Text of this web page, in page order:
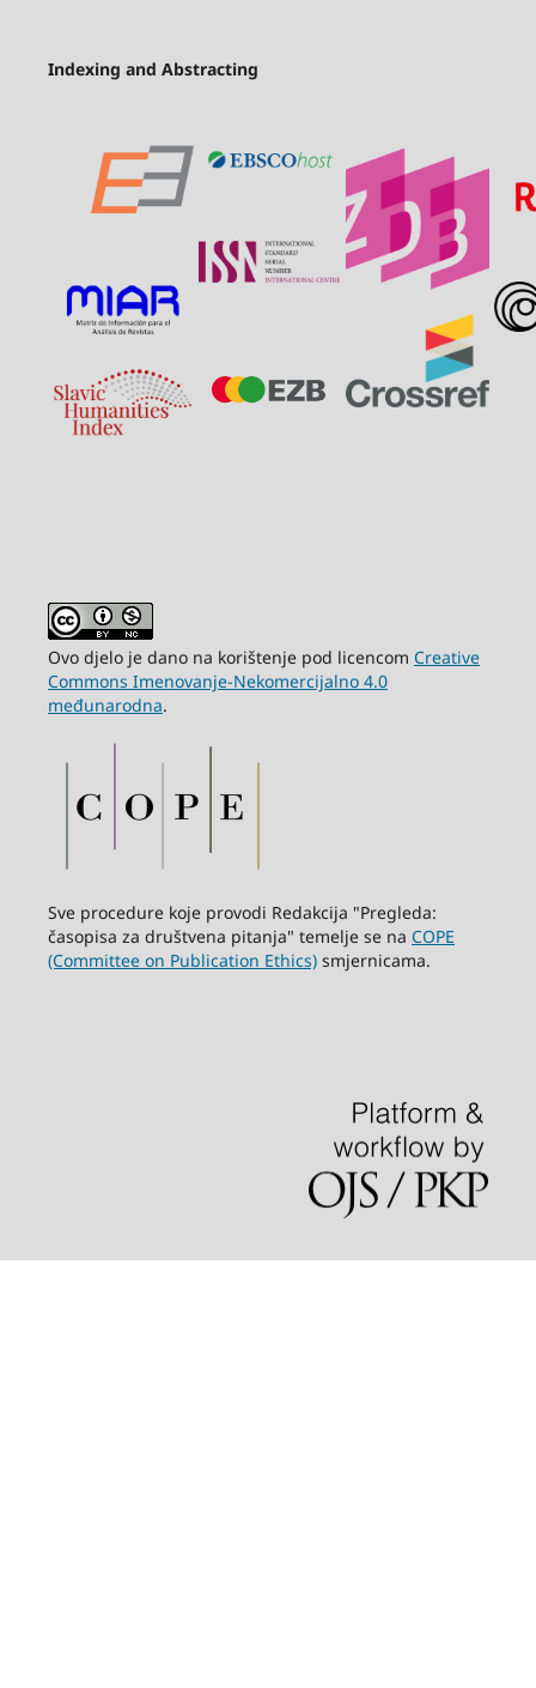
Indexing and Abstracting
Ovo djelo je dano na korištenje pod licencom Creative
Commons Imenovanje-Nekomercijalno 4.0
međunarodna.
Sve procedure koje provodi Redakcija "Pregleda:
časopisa za društvena pitanja" temelje se na COPE
(Committee on Publication Ethics)smjernicama.